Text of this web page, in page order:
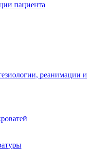
пациента
реанимации и